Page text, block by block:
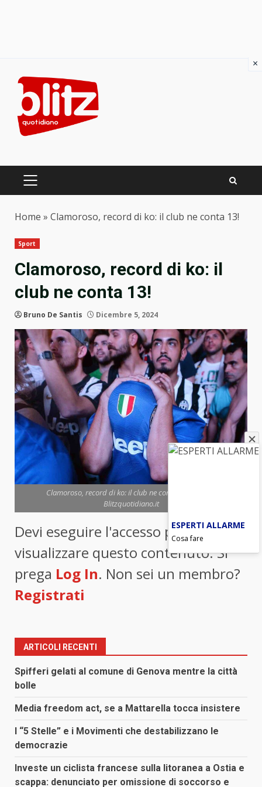
content
PRIMARY
Home » Clamoroso, record di ko: il club ne conta 13!
Sport
Clamoroso, record di ko: il
club ne conta 13!
Bruno De Santis Dicembre 5, 2024
Clamoroso, record di ko: il club ne conta 13! (ANSA) -
Blitzquotidiano.it
Devi eseguire l'accesso per
visualizzare questo contenuto. Si
prega Log In. Non sei un membro?
Registrati
ARTICOLI RECENTI
Spifferi gelati al comune di Genova mentre la città
bolle
Media freedom act, se a Mattarella tocca insistere
I “5 Stelle” e i Movimenti che destabilizzano le
democrazie
Investe un ciclista francese sulla litoranea a Ostia e
scappa: denunciato per omissione di soccorso e
×
ESPERTI ALLARME
Cosa fare